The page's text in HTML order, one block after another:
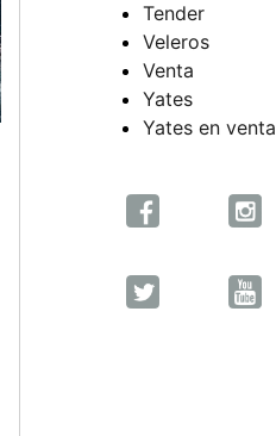
Tender
Veleros
Venta
Yates
Yates en venta